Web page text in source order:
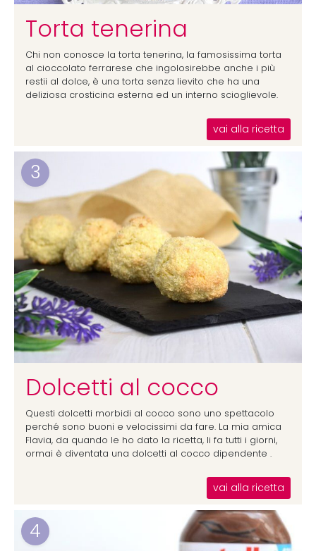
Torta tenerina
Chi non conosce la torta tenerina, la famosissima torta
al cioccolato ferrarese che ingolosirebbe anche i più
restii al dolce, è una torta senza lievito che ha una
deliziosa crosticina esterna ed un interno scioglievole.
vai alla ricetta
3
Dolcetti al cocco
Questi dolcetti morbidi al cocco sono uno spettacolo
perché sono buoni e velocissimi da fare. La mia amica
Flavia, da quando le ho dato la ricetta, li fa tutti i giorni,
ormai è diventata una dolcetti al cocco dipendente .
vai alla ricetta
4